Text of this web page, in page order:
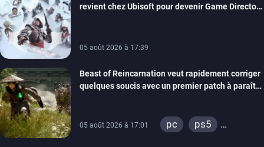
revient chez Ubisoft pour devenir Game Director
05 août 2026 à 17:39
Beast of Reincarnation veut rapidement corriger
quelques soucis avec un premier patch à paraître
05 août 2026 à 17:01 pc
ps5